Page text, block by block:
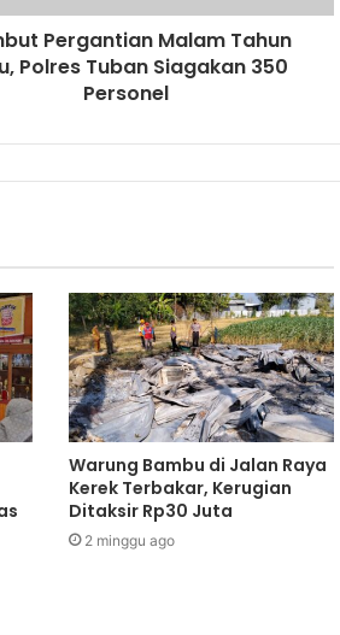
Pergantian Malam Tahun
Polres Tuban Siagakan 350
Personel
Warung Bambu di Jalan Raya
Kerek Terbakar, Kerugian
Ditaksir Rp30 Juta
2 minggu ago